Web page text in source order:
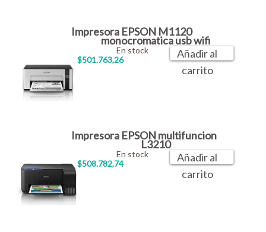
Impresora EPSON M1120
monocromatica usb wifi
$501.763,26
En stock
Añadir al
carrito
Impresora EPSON multifuncion
L3210
$508.782,74
En stock
Añadir al
carrito